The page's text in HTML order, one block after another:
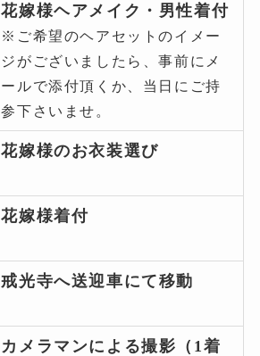
花嫁様ヘアメイク・男性着付
※ご希望のヘアセットのイメー
ジがございましたら、事前にメ
ールで添付頂くか、当日にご持
参下さいませ。
花嫁様のお衣装選び
花嫁様着付
戒光寺へ送迎車にて移動
カメラマンによる撮影（1着